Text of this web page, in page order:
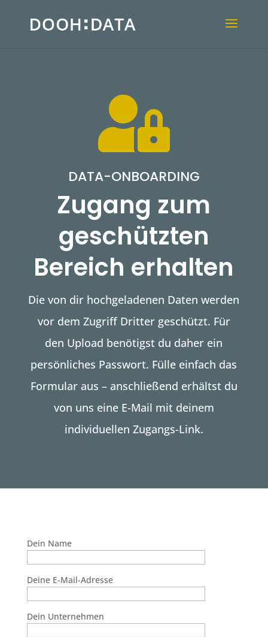

DATA-ONBOARDING
Zugang zum
geschützten
Bereich erhalten
Die von dir hochgeladenen Daten werden
vor dem Zugriff Dritter geschützt. Für
den Upload benötigst du daher ein
persönliches Passwort. Fülle einfach das
Formular aus – anschließend erhältst du
von uns eine E-Mail mit deinem
individuellen Zugangs-Link.
Dein Name
Deine E-Mail-Adresse
Dein Unternehmen